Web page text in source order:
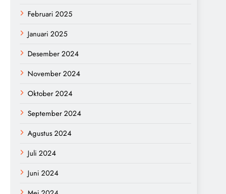
Februari 2025
Januari 2025
Desember 2024
November 2024
Oktober 2024
September 2024
Agustus 2024
Juli 2024
Juni 2024